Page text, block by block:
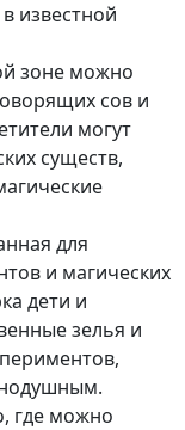
известной
зоне можно
сов и
могут
существ,
для
и магических
дети и
зелья и
где можно